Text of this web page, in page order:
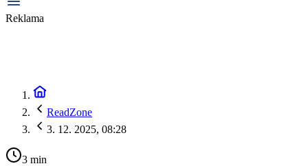
Reklama
ReadZone
3. 12. 2025, 08:28
3 min